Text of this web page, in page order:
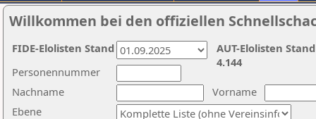
Willkommen bei den offiziellen
Nachname
Vorname
Ebene
Personennummer
AUT-Elolisten
4.144
FIDE-Elolisten Stand